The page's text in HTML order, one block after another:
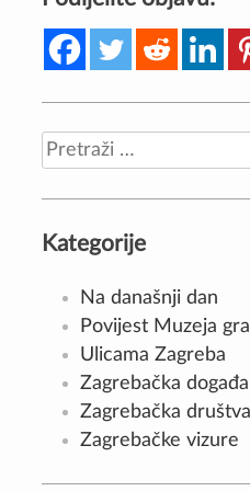
Pretraži:
Kategorije
Na današnji dan
Povijest Muzeja
Ulicama Zagreba
Zagrebačka
Zagrebačka društva
Zagrebačke vizure